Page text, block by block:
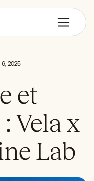
6, 2025
et
Vela x
Lab